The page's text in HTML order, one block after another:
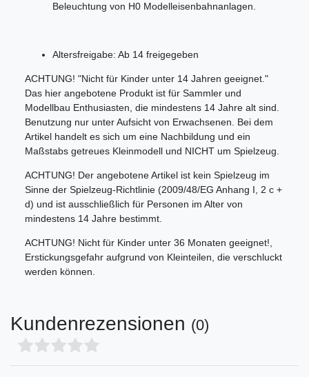
Beleuchtung von H0 Modelleisenbahnanlagen.
Altersfreigabe: Ab 14 freigegeben
ACHTUNG! "Nicht für Kinder unter 14 Jahren geeignet."
Das hier angebotene Produkt ist für Sammler und
Modellbau Enthusiasten, die mindestens 14 Jahre alt sind.
Benutzung nur unter Aufsicht von Erwachsenen. Bei dem
Artikel handelt es sich um eine Nachbildung und ein
Maßstabs getreues Kleinmodell und NICHT um Spielzeug.
ACHTUNG! Der angebotene Artikel ist kein Spielzeug im
Sinne der Spielzeug-Richtlinie (2009/48/EG Anhang I, 2 c +
d) und ist ausschließlich für Personen im Alter von
mindestens 14 Jahre bestimmt.
ACHTUNG! Nicht für Kinder unter 36 Monaten geeignet!,
Erstickungsgefahr aufgrund von Kleinteilen, die verschluckt
werden können.
Kundenrezensionen (0)